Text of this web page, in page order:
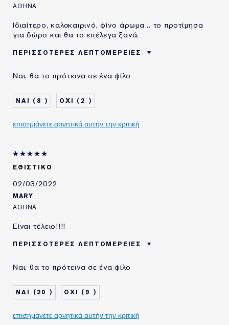
ΑΘΗΝΑ
Ιδιαίτερο, καλοκαιρινό, φίνο άρωμα .. το προτίμησα
για δώρο και θα το επέλεγα ξανά.
ΠΕΡΙΣΣΌΤΕΡΕΣ ΛΕΠΤΟΜΈΡΕΙΕΣ
ΤΥΠΟΣ ΔΕΡΜΑΤΟΣ
ΚΑΝΟΝΙΚΟ/ΜΕΙΚΤΟ
ΑΝΑΓΚΗ ΕΠΙΔΕΡΜΙΔΑΣ
ΠΡΟΪΟΝΤΑ ESTÉE
LAUDER ΓΙΑ
Ναι, θα το πρότεινα σε ένα φίλο
8 2
επισημάνετε αρνητικά αυτήν την κριτική
ΕΘΙΣΤΙΚΌ
02/03/2022
MARY
ΑΘΗΝΑ
Είναι τέλειο!!!!
ΠΕΡΙΣΣΌΤΕΡΕΣ ΛΕΠΤΟΜΈΡΕΙΕΣ
ΤΥΠΟΣ
ΚΑΝΟΝΙΚΟ/ΜΕΙΚΤΟ
Ναι, θα το πρότεινα σε ένα φίλο
20 9
επισημάνετε αρνητικά αυτήν την κριτική